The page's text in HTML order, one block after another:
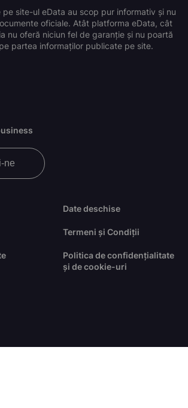
pe site-ul eData au scop pur informativ și nu
oficiale. Atât platforma eData, cât
nu oferă niciun fel de garanție și nu poartă
partea informaților publicate pe site.
Date deschise
Termeni și Condiții
Politica de confidențialitate
și de cookie-uri
ne